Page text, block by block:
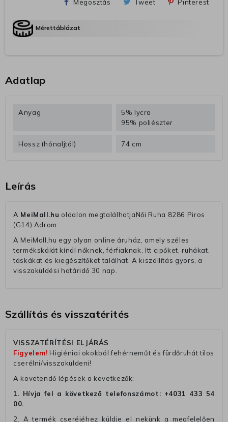
Megosztás Tweet Pinterest
Mérettáblázat
Adatlap
Anyag
5% lycra
95% poliészter
Hossz (hónaljtól) 74 cm
Leírás
A MeiMall.hu oldalon megtalálhatjaNői Ruha 8286 Piros
(G14) Adrom
A MeiMall.hu egy olyan online áruház, amely széles
termékskálát kínál nőknek, férfiaknak. Itt cipőket, ruhákat,
táskákat és kiegészítőket találhat. A kiszállítás gyors, a
visszaküldési határidő 30 nap.
Szállítás és visszatérités
VISSZATÉRÍTÉSI ELJÁRÁS
Figyelem! Higiéniai okokból fehérneműt és fürdőruhát tilos
cserélni/visszaküldeni!
A követendő lépések a következők:
1. Hívja fel a következő telefonszámot: +4031 433 54
00.
2. A termék cseréjéhez küldje el nekünk a megfelelően